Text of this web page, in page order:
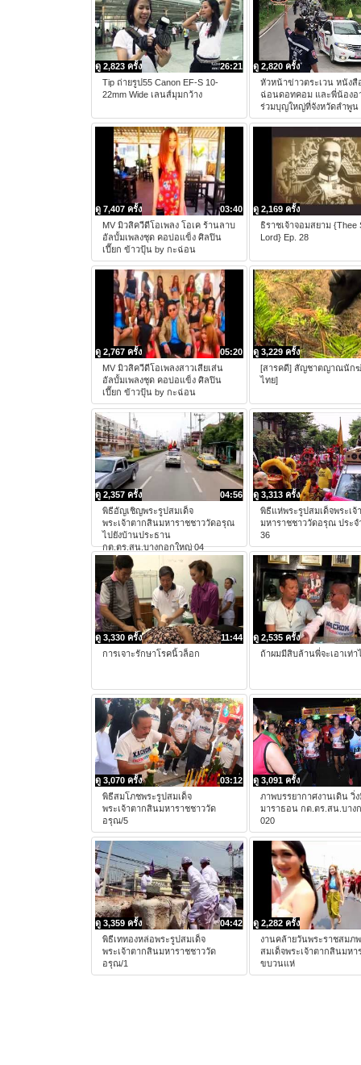
26:21
ดู 2,823 ครั้ง
Tip ถ่ายรูป55 Canon EF-S 10-
22mm Wide เลนส์มุมกว้าง
ดู 2,820 ครั้ง
หัวหน้าข่าวตระเวน หนังสื
ฉ่อนดอทคอม และพี่น้องอ
ร่วมบุญใหญ่ที่จังหวัดลำพูน
03:40
ดู 7,407 ครั้ง
MV มิวสิควีดีโอเพลง โอเค ร้านลาบ
อัลบั้มเพลงชุด คอบ่อแข็ง ศิลปิน
เปี๊ยก ข้าวปุ้น by กะฉ่อน
ดู 2,169 ครั้ง
ธิราชเจ้าจอมสยาม {Thee
Lord} Ep. 28
05:20
ดู 2,767 ครั้ง
MV มิวสิควีดีโอเพลงสาวเสียเส่น
อัลบั้มเพลงชุด คอบ่อแข็ง ศิลปิน
เปี๊ยก ข้าวปุ้น by กะฉ่อน
ดู 3,229 ครั้ง
[สารคดี] สัญชาตญาณนักฆ่
ไทย]
04:56
ดู 2,357 ครั้ง
พิธีอัญเชิญพระรูปสมเด็จ
พระเจ้าตากสินมหาราชชาววัดอรุณ
ไปยังบ้านประธาน
กต.ตร.สน.บางกอกใหญ่ 04
ดู 3,313 ครั้ง
พิธีแห่พระรูปสมเด็จพระเจ้
มหาราชชาววัดอรุณ ประจ
36
11:44
ดู 3,330 ครั้ง
การเจาะรักษาโรคนิ้วล็อก
ดู 2,535 ครั้ง
ถ้าผมมีสิบล้านพี่จะเอาเท่า
03:12
ดู 3,070 ครั้ง
พิธีสมโภชพระรูปสมเด็จ
พระเจ้าตากสินมหาราชชาววัด
อรุณ/5
ดู 3,091 ครั้ง
ภาพบรรยากาศงานเดิน วิ่
มาราธอน กต.ตร.สน.บาง
020
04:42
ดู 3,359 ครั้ง
พิธีเททองหล่อพระรูปสมเด็จ
พระเจ้าตากสินมหาราชชาววัด
อรุณ/1
ดู 2,282 ครั้ง
งานคล้ายวันพระราชสมภ
สมเด็จพระเจ้าตากสินมหา
ขบวนแห่